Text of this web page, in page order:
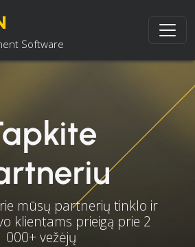
Software
mūsų partnerių tinklo ir
klientams prieigą prie 2
000+ vežėjų